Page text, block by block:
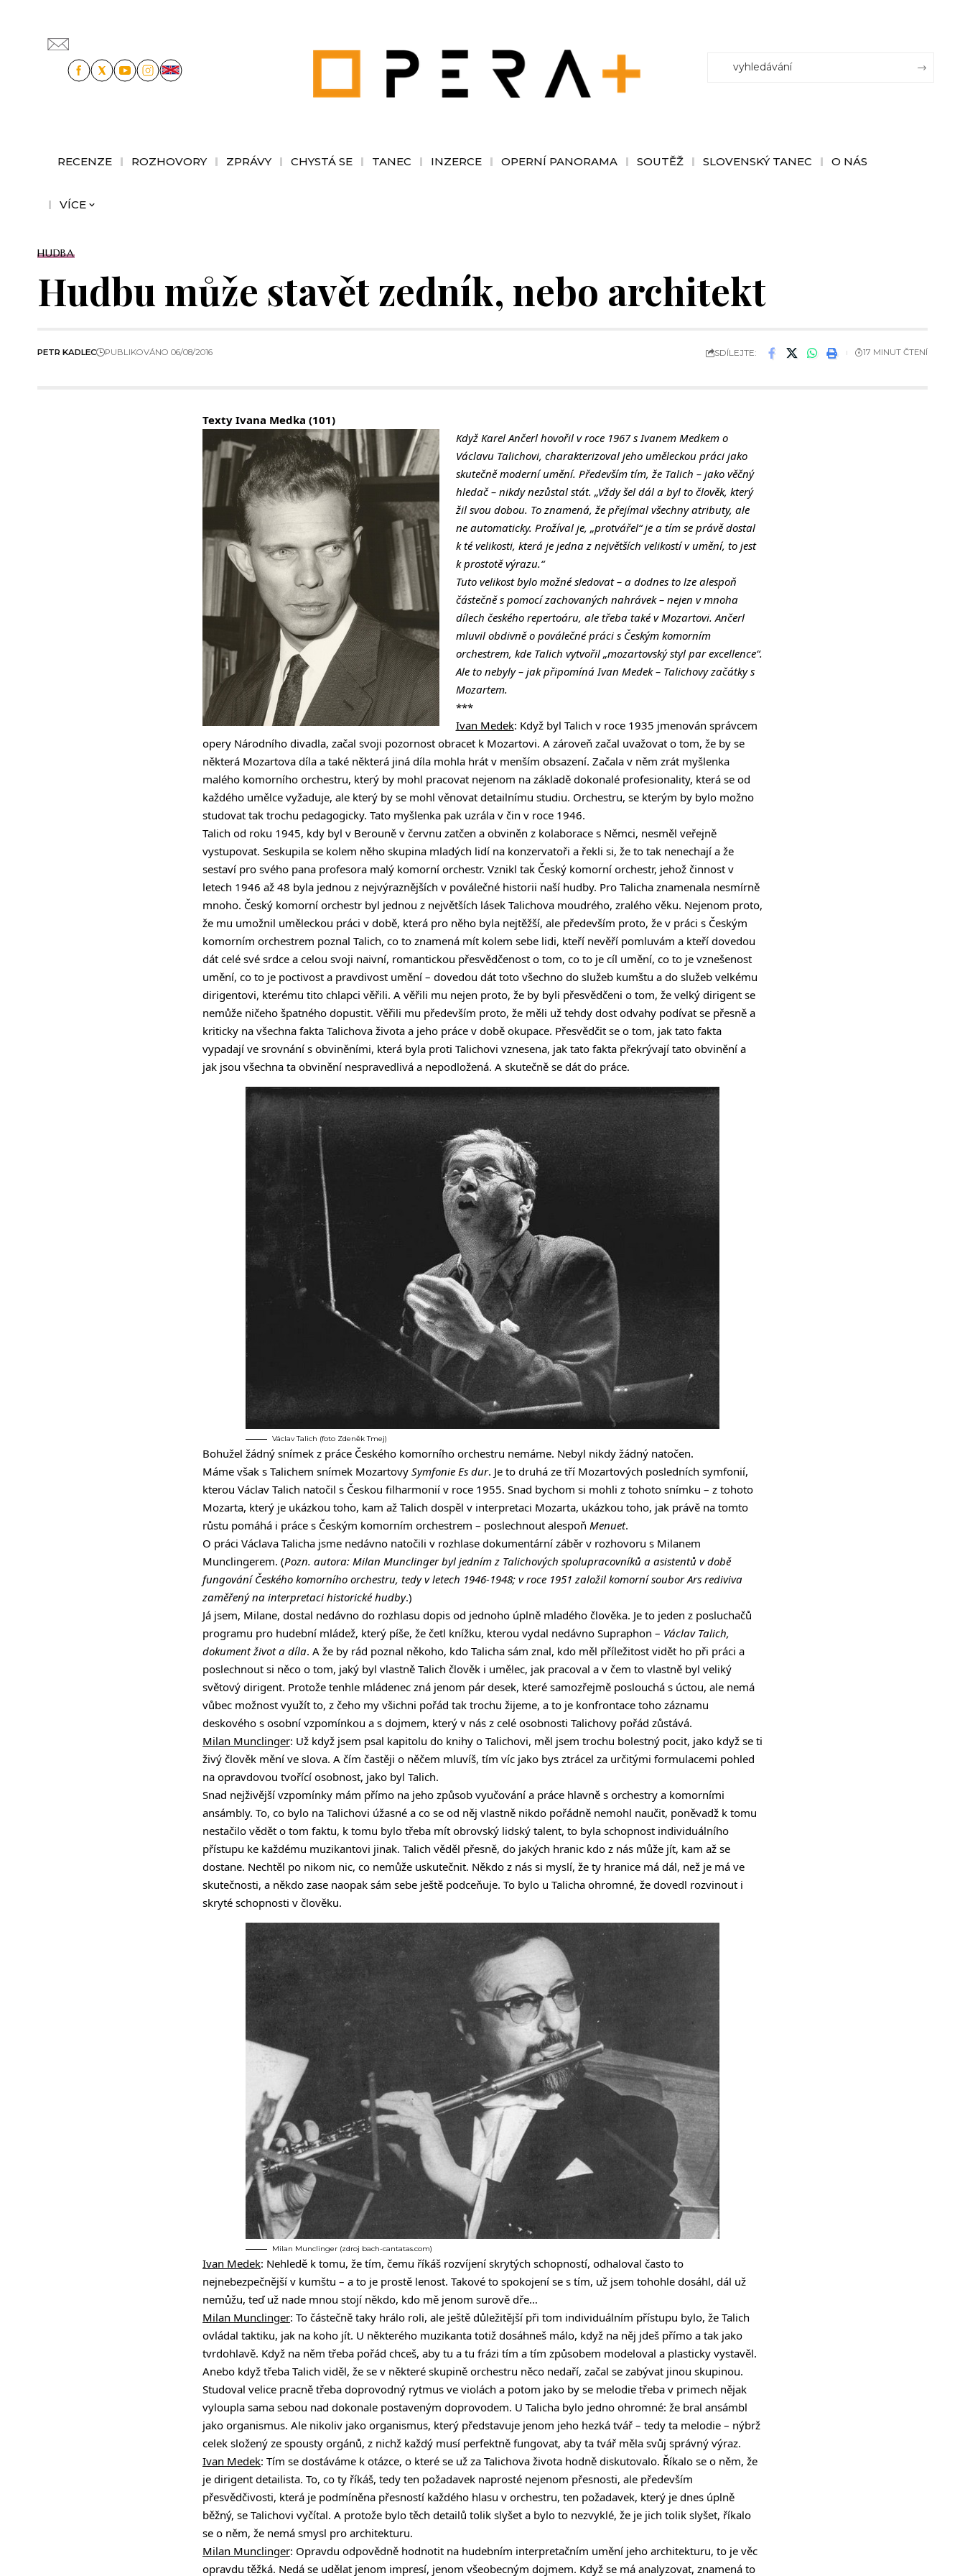
RECENZE ROZHOVORY ZPRÁVY CHYSTÁ SE TANEC INZERCE OPERNÍ PANORAMA SOUTĚŽ SLOVENSKÝ TANEC O NÁS
VÍCE
HUDBA
Hudbu může stavět zedník, nebo architekt
PETR KADLEC PUBLIKOVÁNO 06/08/2016 SDÍLEJTE: 17 MINUT ČTENÍ
Texty Ivana Medka (101)
Když Karel Ančerl hovořil v roce 1967 s Ivanem Medkem o
Václavu Talichovi, charakterizoval jeho uměleckou práci jako
skutečně moderní umění. Především tím, že Talich – jako věčný
hledač – nikdy nezůstal stát. „Vždy šel dál a byl to člověk, který
žil svou dobou. To znamená, že přejímal všechny atributy, ale
ne automaticky. Prožíval je, „protvářel“ je a tím se právě dostal
k té velikosti, která je jedna z největších velikostí v umění, to jest
k prostotě výrazu.“
Tuto velikost bylo možné sledovat – a dodnes to lze alespoň
částečně s pomocí zachovaných nahrávek – nejen v mnoha
dílech českého repertoáru, ale třeba také v Mozartovi. Ančerl
mluvil obdivně o poválečné práci s Českým komorním
orchestrem, kde Talich vytvořil „mozartovský styl par excellence“.
Ale to nebyly – jak připomíná Ivan Medek – Talichovy začátky s
Mozartem.
***
Ivan Medek: Když byl Talich v roce 1935 jmenován správcem
opery Národního divadla, začal svoji pozornost obracet k Mozartovi. A zároveň začal uvažovat o tom, že by se
některá Mozartova díla a také některá jiná díla mohla hrát v menším obsazení. Začala v něm zrát myšlenka
malého komorního orchestru, který by mohl pracovat nejenom na základě dokonalé profesionality, která se od
každého umělce vyžaduje, ale který by se mohl věnovat detailnímu studiu. Orchestru, se kterým by bylo možno
studovat tak trochu pedagogicky. Tato myšlenka pak uzrála v čin v roce 1946.
Talich od roku 1945, kdy byl v Berouně v červnu zatčen a obviněn z kolaborace s Němci, nesměl veřejně
vystupovat. Seskupila se kolem něho skupina mladých lidí na konzervatoři a řekli si, že to tak nenechají a že
sestaví pro svého pana profesora malý komorní orchestr. Vznikl tak Český komorní orchestr, jehož činnost v
letech 1946 až 48 byla jednou z nejvýraznějších v poválečné historii naší hudby. Pro Talicha znamenala nesmírně
mnoho. Český komorní orchestr byl jednou z největších lásek Talichova moudrého, zralého věku. Nejenom proto,
že mu umožnil uměleckou práci v době, která pro něho byla nejtěžší, ale především proto, že v práci s Českým
komorním orchestrem poznal Talich, co to znamená mít kolem sebe lidi, kteří nevěří pomluvám a kteří dovedou
dát celé své srdce a celou svoji naivní, romantickou přesvědčenost o tom, co to je cíl umění, co to je vznešenost
umění, co to je poctivost a pravdivost umění – dovedou dát toto všechno do služeb kumštu a do služeb velkému
dirigentovi, kterému tito chlapci věřili. A věřili mu nejen proto, že by byli přesvědčeni o tom, že velký dirigent se
nemůže ničeho špatného dopustit. Věřili mu především proto, že měli už tehdy dost odvahy podívat se přesně a
kriticky na všechna fakta Talichova života a jeho práce v době okupace. Přesvědčit se o tom, jak tato fakta
vypadají ve srovnání s obviněními, která byla proti Talichovi vznesena, jak tato fakta překrývají tato obvinění a
jak jsou všechna ta obvinění nespravedlivá a nepodložená. A skutečně se dát do práce.
Václav Talich (foto Zdeněk Tmej)
Bohužel žádný snímek z práce Českého komorního orchestru nemáme. Nebyl nikdy žádný natočen.
Máme však s Talichem snímek Mozartovy Symfonie Es dur. Je to druhá ze tří Mozartových posledních symfonií,
kterou Václav Talich natočil s Českou filharmonií v roce 1955. Snad bychom si mohli z tohoto snímku – z tohoto
Mozarta, který je ukázkou toho, kam až Talich dospěl v interpretaci Mozarta, ukázkou toho, jak právě na tomto
růstu pomáhá i práce s Českým komorním orchestrem – poslechnout alespoň Menuet.
O práci Václava Talicha jsme nedávno natočili v rozhlase dokumentární záběr v rozhovoru s Milanem
Munclingerem. (Pozn. autora: Milan Munclinger byl jedním z Talichových spolupracovníků a asistentů v době
fungování Českého komorního orchestru, tedy v letech 1946-1948; v roce 1951 založil komorní soubor Ars rediviva
zaměřený na interpretaci historické hudby.)
Já jsem, Milane, dostal nedávno do rozhlasu dopis od jednoho úplně mladého člověka. Je to jeden z posluchačů
programu pro hudební mládež, který píše, že četl knížku, kterou vydal nedávno Supraphon – Václav Talich,
dokument život a díla. A že by rád poznal někoho, kdo Talicha sám znal, kdo měl příležitost vidět ho při práci a
poslechnout si něco o tom, jaký byl vlastně Talich člověk i umělec, jak pracoval a v čem to vlastně byl veliký
světový dirigent. Protože tenhle mládenec zná jenom pár desek, které samozřejmě poslouchá s úctou, ale nemá
vůbec možnost využít to, z čeho my všichni pořád tak trochu žijeme, a to je konfrontace toho záznamu
deskového s osobní vzpomínkou a s dojmem, který v nás z celé osobnosti Talichovy pořád zůstává.
Milan Munclinger: Už když jsem psal kapitolu do knihy o Talichovi, měl jsem trochu bolestný pocit, jako když se ti
živý člověk mění ve slova. A čím častěji o něčem mluvíš, tím víc jako bys ztrácel za určitými formulacemi pohled
na opravdovou tvořící osobnost, jako byl Talich.
Snad nejživější vzpomínky mám přímo na jeho způsob vyučování a práce hlavně s orchestry a komorními
ansámbly. To, co bylo na Talichovi úžasné a co se od něj vlastně nikdo pořádně nemohl naučit, poněvadž k tomu
nestačilo vědět o tom faktu, k tomu bylo třeba mít obrovský lidský talent, to byla schopnost individuálního
přístupu ke každému muzikantovi jinak. Talich věděl přesně, do jakých hranic kdo z nás může jít, kam až se
dostane. Nechtěl po nikom nic, co nemůže uskutečnit. Někdo z nás si myslí, že ty hranice má dál, než je má ve
skutečnosti, a někdo zase naopak sám sebe ještě podceňuje. To bylo u Talicha ohromné, že dovedl rozvinout i
skryté schopnosti v člověku.
Milan Munclinger (zdroj bach-cantatas.com)
Ivan Medek: Nehledě k tomu, že tím, čemu říkáš rozvíjení skrytých schopností, odhaloval často to
nejnebezpečnější v kumštu – a to je prostě lenost. Takové to spokojení se s tím, už jsem tohohle dosáhl, dál už
nemůžu, teď už nade mnou stojí někdo, kdo mě jenom surově dře…
Milan Munclinger: To částečně taky hrálo roli, ale ještě důležitější při tom individuálním přístupu bylo, že Talich
ovládal taktiku, jak na koho jít. U některého muzikanta totiž dosáhneš málo, když na něj jdeš přímo a tak jako
tvrdohlavě. Když na něm třeba pořád chceš, aby tu a tu frázi tím a tím způsobem modeloval a plasticky vystavěl.
Anebo když třeba Talich viděl, že se v některé skupině orchestru něco nedaří, začal se zabývat jinou skupinou.
Studoval velice pracně třeba doprovodný rytmus ve violách a potom jako by se melodie třeba v primech nějak
vyloupla sama sebou nad dokonale postaveným doprovodem. U Talicha bylo jedno ohromné: že bral ansámbl
jako organismus. Ale nikoliv jako organismus, který představuje jenom jeho hezká tvář – tedy ta melodie – nýbrž
celek složený ze spousty orgánů, z nichž každý musí perfektně fungovat, aby ta tvář měla svůj správný výraz.
Ivan Medek: Tím se dostáváme k otázce, o které se už za Talichova života hodně diskutovalo. Říkalo se o něm, že
je dirigent detailista. To, co ty říkáš, tedy ten požadavek naprosté nejenom přesnosti, ale především
přesvědčivosti, která je podmíněna přesností každého hlasu v orchestru, ten požadavek, který je dnes úplně
běžný, se Talichovi vyčítal. A protože bylo těch detailů tolik slyšet a bylo to nezvyklé, že je jich tolik slyšet, říkalo
se o něm, že nemá smysl pro architekturu.
Milan Munclinger: Opravdu odpovědně hodnotit na hudebním interpretačním umění jeho architekturu, to je věc
opravdu těžká. Nedá se udělat jenom impresí, jenom všeobecným dojmem. Když se má analyzovat, znamená to